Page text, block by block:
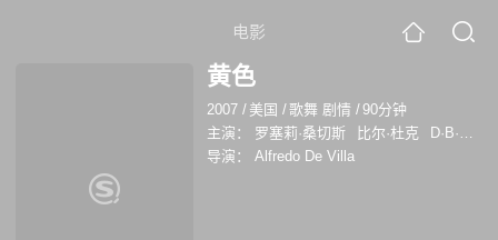
电影
黄色
2007 / 美国 /歌舞 剧情 /90分钟
主演：
罗塞莉·桑切斯 比尔·杜克
D·B·斯威尼
导演：
Alfredo De Villa